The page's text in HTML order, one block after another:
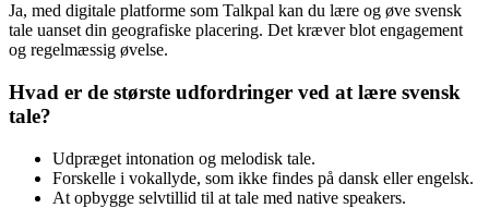
Ja, med digitale platforme som Talkpal kan du lære og øve svensk
tale uanset din geografiske placering. Det kræver blot engagement
og regelmæssig øvelse.
Hvad er de største udfordringer ved at lære svensk
tale?
Udpræget intonation og melodisk tale.
Forskelle i vokallyde, som ikke findes på dansk eller engelsk.
At opbygge selvtillid til at tale med native speakers.